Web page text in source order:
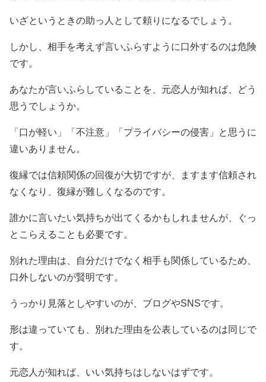
いざというときの助っ人として頼りになるでしょう。
しかし、相手を考えず言いふらすように口外するのは危険
です。
あなたが言いふらしていることを、元恋人が知れば、どう
思うでしょうか。
「口が軽い」「不注意」「プライバシーの侵害」と思うに
違いありません。
復縁では信頼関係の回復が大切ですが、ますます信頼され
なくなり、復縁が難しくなるのです。
誰かに言いたい気持ちが出てくるかもしれませんが、ぐっ
とこらえることも必要です。
別れた理由は、自分だけでなく相手も関係しているため、
口外しないのが賢明です。
うっかり見落としやすいのが、ブログやSNSです。
形は違っていても、別れた理由を公表しているのは同じで
す。
元恋人が知れば、いい気持ちはしないはずです。